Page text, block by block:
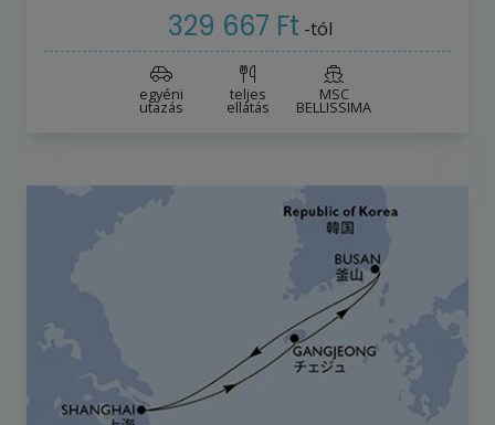
329 667 Ft -tól
egyéni
utazás
teljes
ellátás
MSC
BELLISSIMA